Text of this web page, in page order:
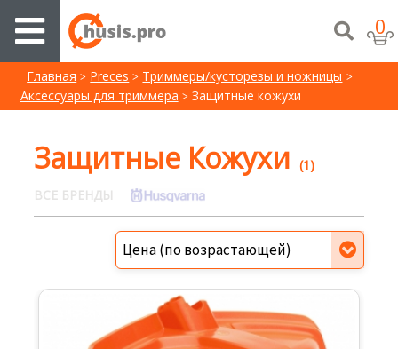
0
Главная Preces
Триммеры/кусторезы и ножницы
Аксессуары для триммера
Защитные кожухи
Защитные Кожухи (1)
ВСЕ БРЕНДЫ